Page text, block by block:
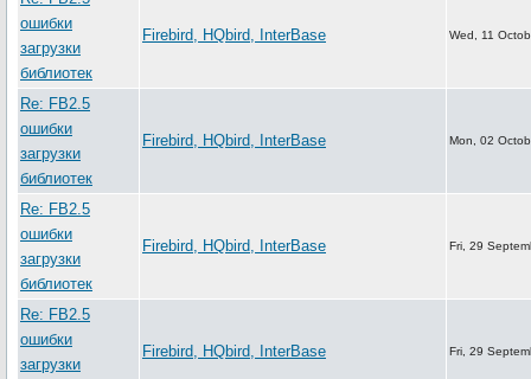
ошибки
загрузки
библиотек
Firebird, HQbird, InterBase Wed, 11
Re: FB2.5
ошибки
загрузки
библиотек
Firebird, HQbird, InterBase Mon, 02
Re: FB2.5
ошибки
загрузки
библиотек
Firebird, HQbird, InterBase Fri, 29
Re: FB2.5
ошибки
загрузки
Firebird, HQbird, InterBase Fri, 29